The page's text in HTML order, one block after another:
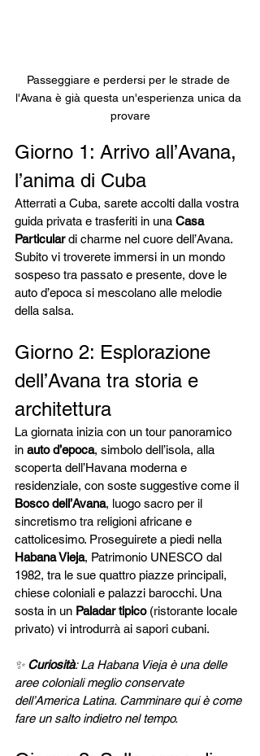
Passeggiare e perdersi per le strade de
l'Avana è già questa un'esperienza unica da
provare
Giorno 1: Arrivo all’Avana,
l’anima di Cuba
Atterrati a Cuba, sarete accolti dalla vostra
guida privata e trasferiti in una Casa
Particular di charme nel cuore dell’Avana.
Subito vi troverete immersi in un mondo
sospeso tra passato e presente, dove le
auto d’epoca si mescolano alle melodie
della salsa.
Giorno 2: Esplorazione
dell’Avana tra storia e
architettura
La giornata inizia con un tour panoramico
in auto d’epoca, simbolo dell’isola, alla
scoperta dell’Havana moderna e
residenziale, con soste suggestive come il
Bosco dell’Avana, luogo sacro per il
sincretismo tra religioni africane e
cattolicesimo. Proseguirete a piedi nella
Habana Vieja, Patrimonio UNESCO dal
1982, tra le sue quattro piazze principali,
chiese coloniali e palazzi barocchi. Una
sosta in un Paladar tipico (ristorante locale
privato) vi introdurrà ai sapori cubani.
✨ Curiosità: La Habana Vieja è una delle
aree coloniali meglio conservate
dell’America Latina. Camminare qui è come
fare un salto indietro nel tempo.